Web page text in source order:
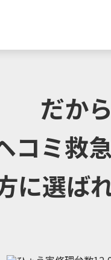
だから
コミ救
に選ば